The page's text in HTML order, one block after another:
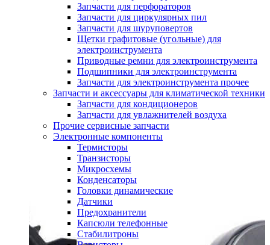
Запчасти для перфораторов
Запчасти для циркулярных пил
Запчасти для шуруповертов
Щетки графитовые (угольные) для
электроинструмента
Приводные ремни для электроинструмента
Подшипники для электроинструмента
Запчасти для электроинструмента прочее
Запчасти и аксессуары для климатической техники
Запчасти для кондиционеров
Запчасти для увлажнителей воздуха
Прочие сервисные запчасти
Электронные компоненты
Термисторы
Транзисторы
Микросхемы
Конденсаторы
Головки динамические
Датчики
Предохранители
Капсюли телефонные
Стабилитроны